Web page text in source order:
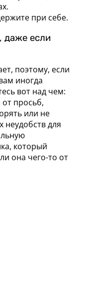
при себе.
даже если
поэтому, если
иногда
вот над чем:
просьб,
или не
для
который
она чего-то от